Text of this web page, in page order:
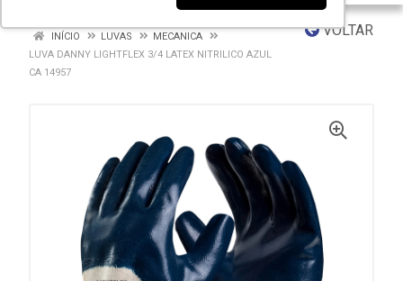
VOLTAR
INÍCIO LUVAS
MECANICA
LUVA DANNY LIGHTFLEX 3/4 LATEX NITRILICO AZUL
CA 14957